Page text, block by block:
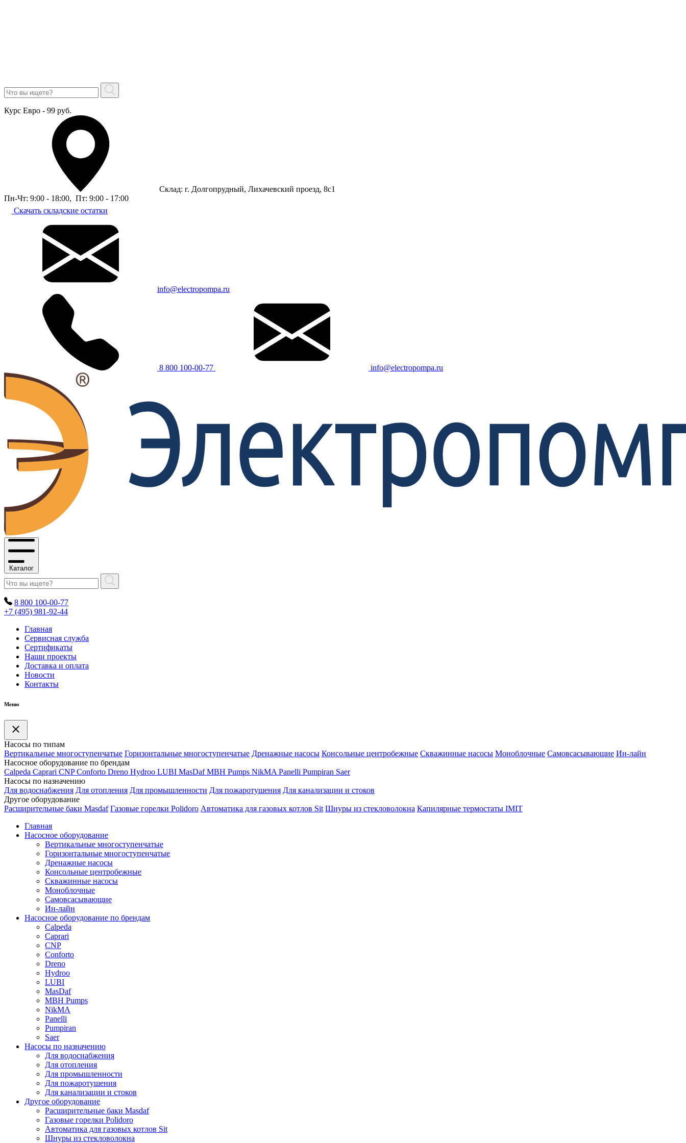
Курс Евро - 99 руб.
Склад: г. Долгопрудный, Лихачевский проезд, 8c1
Пн-Чт: 9:00 - 18:00, Пт: 9:00 - 17:00
Скачать складские остатки
info@electropompa.ru
8 800 100-00-77 info@electropompa.ru
Каталог
8 800 100-00-77
+7 (495) 981-92-44
Главная
Сервисная служба
Сертификаты
Наши проекты
Доставка и оплата
Новости
Контакты
Меню
Насосы по типам
Вертикальные многоступенчатые Горизонтальные многоступенчатые Дренажные насосы Консольные центробежные Скважинные насосы Моноблочные Самовсасывающие Ин-лайн
Насосное оборудование по брендам
Calpeda Caprari CNP Conforto Dreno Hydroo LUBI MasDaf MBH Pumps NikMA Panelli Pumpiran Saer
Насосы по назначению
Для водоснабжения Для отопления Для промышленности Для пожаротушения Для канализации и стоков
Другое оборудование
Расширительные баки Masdaf Газовые горелки Polidoro Автоматика для газовых котлов Sit Шнуры из стекловолокна Капилярные термостаты IMIT
Главная
Насосное оборудование
Вертикальные многоступенчатые
Горизонтальные многоступенчатые
Дренажные насосы
Консольные центробежные
Скважинные насосы
Моноблочные
Самовсасывающие
Ин-лайн
Насосное оборудование по брендам
Calpeda
Caprari
CNP
Conforto
Dreno
Hydroo
LUBI
MasDaf
MBH Pumps
NikMA
Panelli
Pumpiran
Saer
Насосы по назначению
Для водоснабжения
Для отопления
Для промышленности
Для пожаротушения
Для канализации и стоков
Другое оборудование
Расширительные баки Masdaf
Газовые горелки Polidoro
Автоматика для газовых котлов Sit
Шнуры из стекловолокна